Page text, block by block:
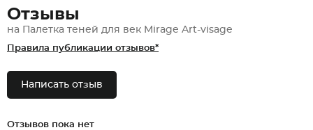
Отзывы
на Палетка теней для век Mirage Art-visage
Правила публикации отзывов*
Написать отзыв
Отзывов пока нет